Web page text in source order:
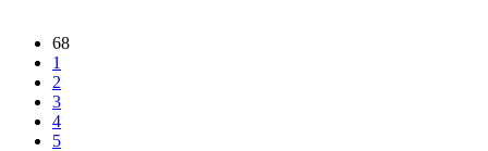
68
1
2
3
4
5